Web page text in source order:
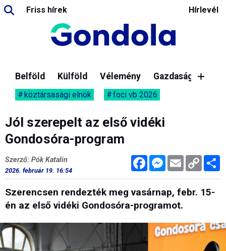
Friss hírek Hírlevél
Belföld Külföld Vélemény Gazdaság
köztársasági elnök foci vb 2026
Jól szerepelt az első vidéki
Gondosóra-program
FacebookMessenger
Email Copy
Link
Szerző: Pók Katalin
2026. február 19. 16:54
Szerencsen rendezték meg vasárnap, febr. 15-
én az első vidéki Gondosóra-programot.